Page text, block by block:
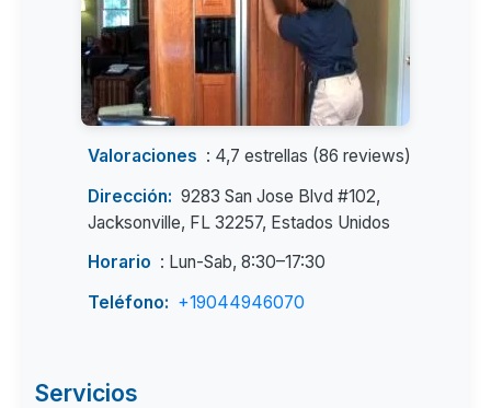
Valoraciones : 4,7 estrellas (86 reviews)
Dirección: 9283 San Jose Blvd #102,
Jacksonville, FL 32257, Estados Unidos
Horario : Lun-Sab, 8:30–17:30
Teléfono: +19044946070
Servicios